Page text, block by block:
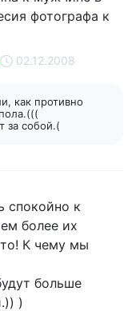
фотографа к
02.12.2008
как противно
за собой.(
спокойно к
более их
К чему мы
больше
)